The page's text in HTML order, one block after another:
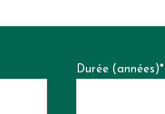
Durée (années)*